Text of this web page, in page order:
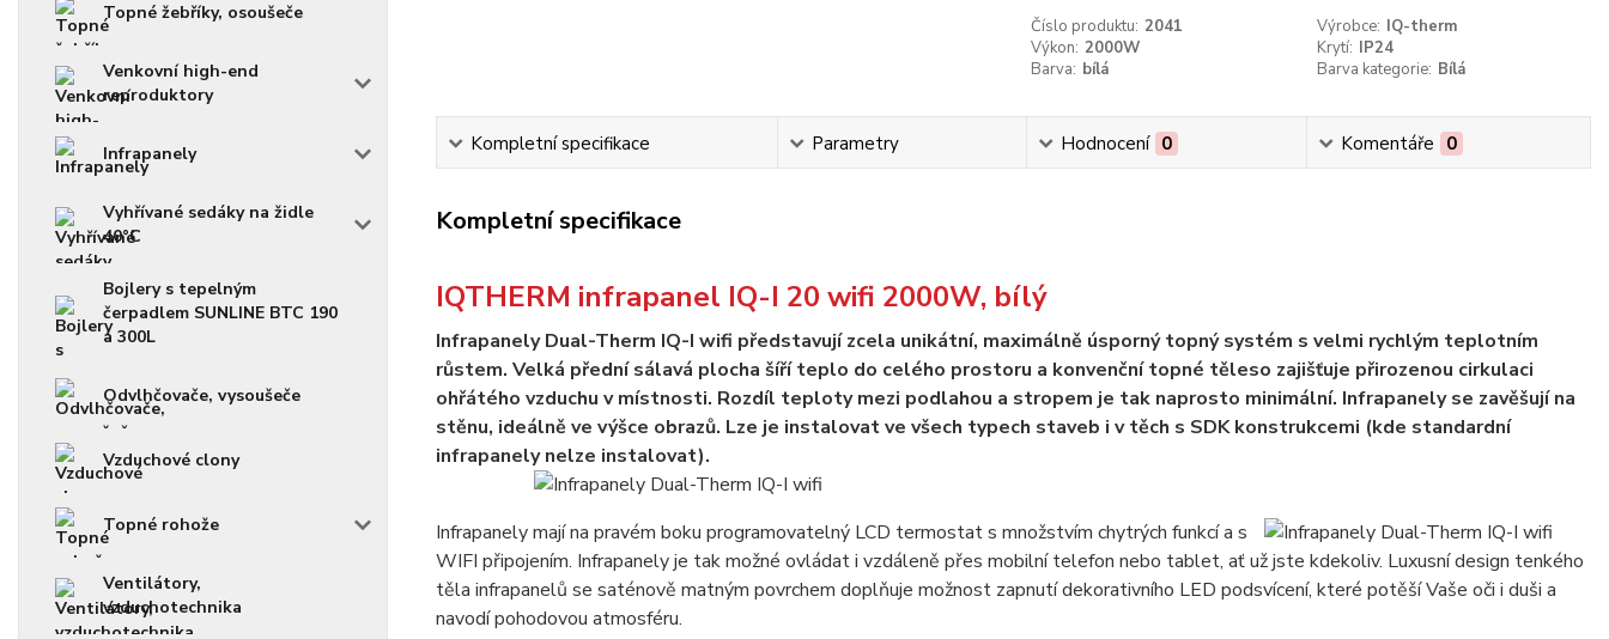
Topné žebříky, osoušeče
Venkovní high-end
reproduktory
Infrapanely
Vyhřívané sedáky na židle
40°C
Bojlery s tepelným
čerpadlem SUNLINE BTC 190
a 300L
Odvlhčovače, vysoušeče
Vzduchové clony
Topné rohože
Ventilátory,
vzduchotechnika
Číslo produktu: 2041 Výrobce: IQ-therm
Výkon: 2000W Krytí: IP24
Barva: bílá Barva kategorie: Bílá
Kompletní specifikace Parametry Hodnocení 0 Komentáře 0
Kompletní specifikace
IQTHERM infrapanel IQ-I 20 wifi 2000W, bílý
Infrapanely Dual-Therm IQ-I wifi představují zcela unikátní, maximálně úsporný topný systém s velmi rychlým teplotním
růstem. Velká přední sálavá plocha šíří teplo do celého prostoru a konvenční topné těleso zajišťuje přirozenou cirkulaci
ohřátého vzduchu v místnosti. Rozdíl teploty mezi podlahou a stropem je tak naprosto minimální. Infrapanely se zavěšují na
stěnu, ideálně ve výšce obrazů. Lze je instalovat ve všech typech staveb i v těch s SDK konstrukcemi (kde standardní
infrapanely nelze instalovat).
Infrapanely mají na pravém boku programovatelný LCD termostat s množstvím chytrých funkcí a s
WIFI připojením. Infrapanely je tak možné ovládat i vzdáleně přes mobilní telefon nebo tablet, ať už jste kdekoliv. Luxusní design tenkého
těla infrapanelů se saténově matným povrchem doplňuje možnost zapnutí dekorativního LED podsvícení, které potěší Vaše oči i duši a
navodí pohodovou atmosféru.